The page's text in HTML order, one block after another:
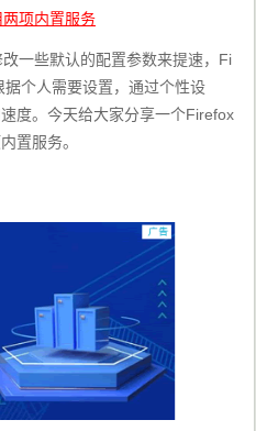
项内置服务
一些默认的配置参数来提速，Fi
个人需要设置，通过个性设
度。今天给大家分享一个Firefox
置服务。